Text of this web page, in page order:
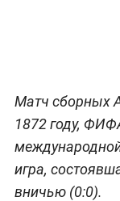
Матч сборных
1872 году,
игра,
вничью (0:0).